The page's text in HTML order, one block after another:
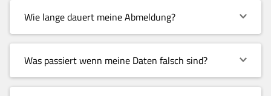
Wie lange dauert meine Abmeldung?
Was passiert wenn meine Daten falsch sind?